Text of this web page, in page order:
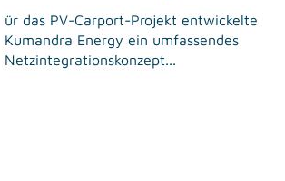
ür das PV-Carport-Projekt entwickelte
Kumandra Energy ein umfassendes
Netzintegrationskonzept...